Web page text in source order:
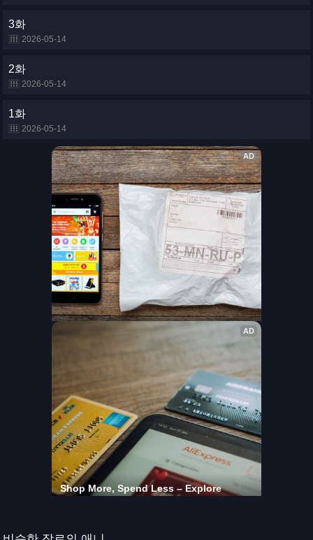
3화
2026-05-14
2화
2026-05-14
1화
2026-05-14